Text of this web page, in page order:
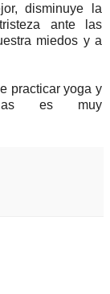
disminuye la
ante las
miedos y a
practicar yoga y
es muy